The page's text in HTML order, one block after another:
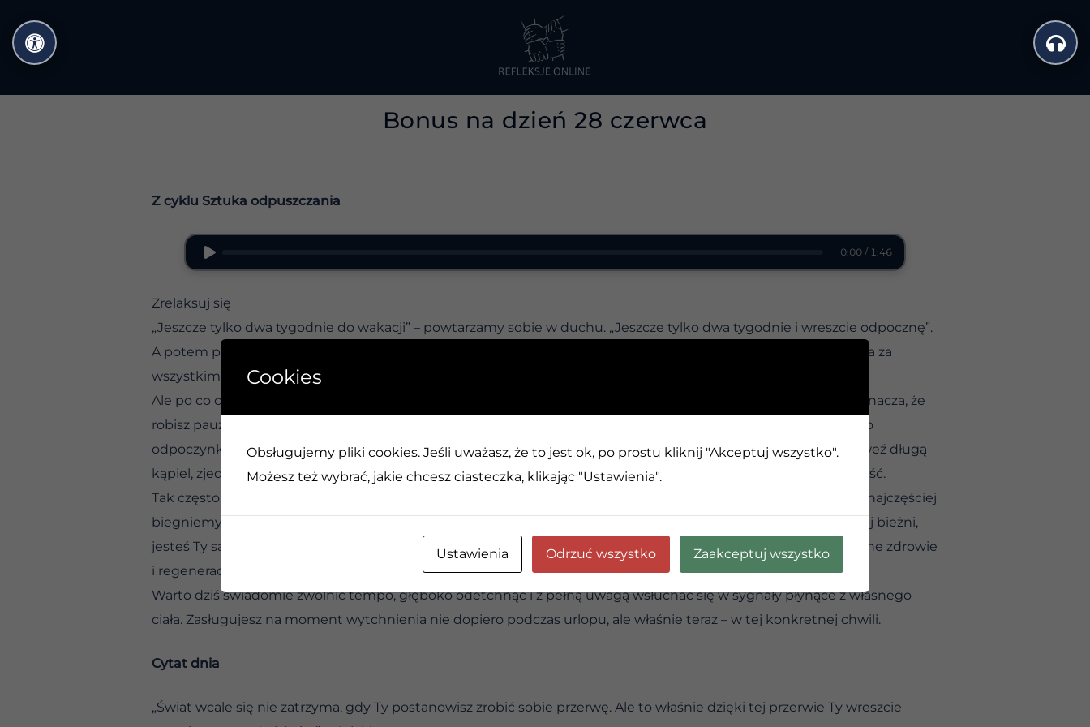
do
treści
Bonus na dzień 28 czerwca
Z cyklu Sztuka odpuszczania
0:00 / 1:46
Zrelaksuj się
„Jeszcze tylko dwa tygodnie do wakacji” – powtarzamy sobie w duchu. „Jeszcze tylko dwa tygodnie i wreszcie odpocznę”.
A potem potulnie wracamy do kołowrotka codziennego stresu, biegania od zadania do zadania i prób nadążenia za
wszystkim na raz.
Ale po co czekać? Dlaczego nie podarować sobie odrobiny luzu już dzisiaj? Prawdziwe życie w teraźniejszości oznacza, że
robisz pauzę dokładnie wtedy, kiedy Twoje ciało i umysł o to proszą. Jeśli czujesz zmęczenie – daj sobie prawo do
odpoczynku. Odpuść chociaż część popołudniowych spraw. Wybierz się na samotny spacer w wolny poranek, weź długą
kąpiel, zjedz coś dobrego na mieście albo po prostu zrób coś zupełnie nieplanowanego, co sprawi Ci czystą radość.
Tak często ulegamy złudzeniu, że musimy nieustannie pędzić, by dotrzymać kroku reszcie świata. Tymczasem najczęściej
biegniemy w miejscu, wycieńczając własne siły. Zatrzymaj się. Jedyną osobą, która trzyma Cię na tej rozpędzonej bieżni,
jesteś Ty sam. Oczywiście, wszyscy mamy swoje obowiązki i zobowiązania. Ale branie odpowiedzialności za własne zdrowie
i regenerację to także jeden z Twoich najważniejszych, codziennych obowiązków.
Warto dziś świadomie zwolnić tempo, głęboko odetchnąć i z pełną uwagą wsłuchać się w sygnały płynące z własnego
ciała. Zasługujesz na moment wytchnienia nie dopiero podczas urlopu, ale właśnie teraz – w tej konkretnej chwili.
Cytat dnia
„Świat wcale się nie zatrzyma, gdy Ty postanowisz zrobić sobie przerwę. Ale to właśnie dzięki tej przerwie Ty wreszcie
Cookies
Obsługujemy pliki cookies. Jeśli uważasz, że to jest ok, po prostu kliknij "Akceptuj wszystko".
Możesz też wybrać, jakie chcesz ciasteczka, klikając "Ustawienia".
Ustawienia Odrzuć wszystko Zaakceptuj wszystko